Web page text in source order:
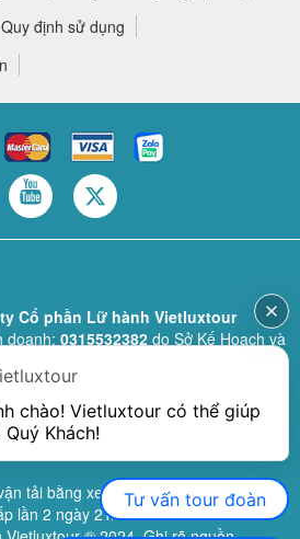
Quy định sử dụng
Cổ phần Lữ hành Vietluxtour
doanh: 0315532382do Sở Kế Hoạch và
ngày 28/02/2019 (sửa đổi bổ sung
hành quốc tế:79-1111/2019/TCDL-GP
(nay là Cục Du lịch quốc gia Việt Nam)
(sửa đổi, bổ sung lần 3 ngày
tải bằng xe ô tô:11924do Sở Giao
lần 2 ngày 21/02/2023.
chào! Vietluxtour có thể giúp
Khách!
Tư vấn tour đoàn